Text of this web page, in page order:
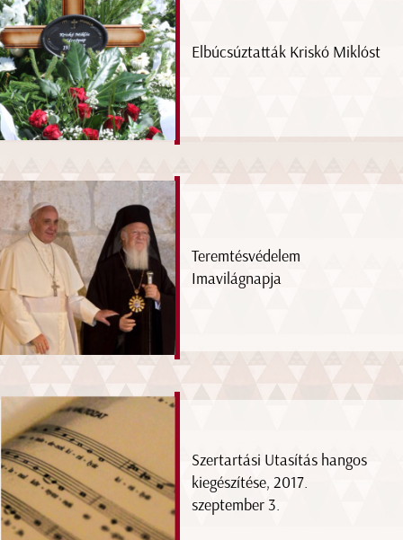
Elbúcsúztatták Kriskó Miklóst
Teremtésvédelem
Imavilágnapja
Szertartási Utasítás hangos
kiegészítése, 2017.
szeptember 3.